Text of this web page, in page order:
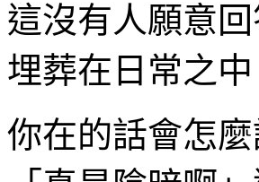
這沒有人願意
埋葬在日常之中
你在的話會怎